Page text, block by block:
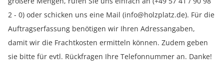
2 - 0) oder schicken uns eine Mail (info@holzplatz.de). Für die
Auftragserfassung benötigen wir Ihren Adressangaben,
damit wir die Frachtkosten ermitteln können. Zudem geben
sie bitte für evtl. Rückfragen Ihre Telefonnummer an. Danke!